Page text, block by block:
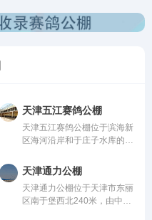
天津五江赛鸽公棚
天津五江赛鸽公棚位于滨海新
区海河沿岸和于庄子水库的生
农业生态园内，占地300亩，
其中公棚占地80亩。地理位
置得天独厚，是滨海新区范围
内最适合信鸽
天津通力公棚
天津通力公棚位于天津市东丽
区南于堡西北240米‌，由中国